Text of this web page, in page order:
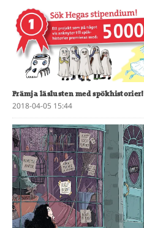
Främja läslusten med spökhistorier!
2018-04-05 15:44